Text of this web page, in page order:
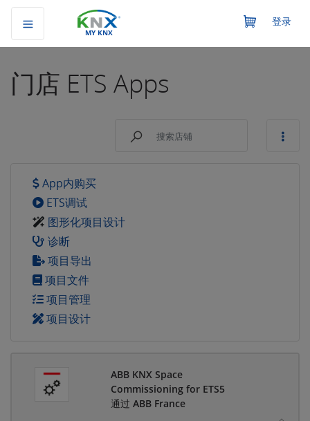
MY KNX
登录
门店 ETS Apps
App内购买
ETS调试
图形化项目设计
诊断
项目导出
项目文件
项目管理
项目设计
ABB KNX Space
Commissioning for ETS5
通过 ABB France